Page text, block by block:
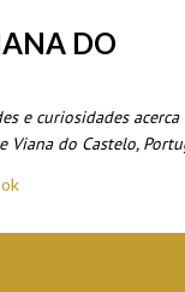
para o conteúdo
DO
e curiosidades acerca
Viana do Castelo,